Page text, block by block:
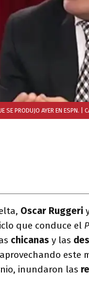
SE PRODUJO AYER EN ESPN. |
Oscar Ruggeri
que conduce el
chicanas y las
este
inundaron las